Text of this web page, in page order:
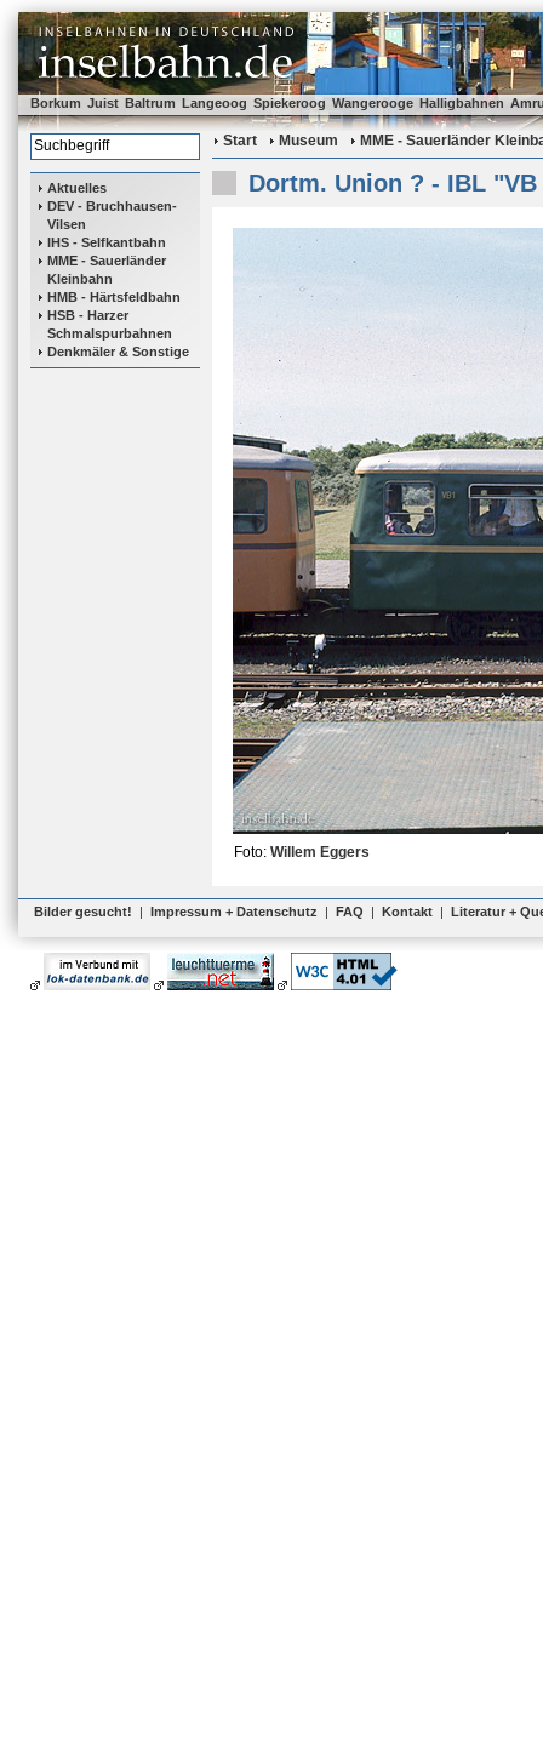
Borkum Juist Baltrum Langeoog Spiekeroog Wangerooge Halligbahnen
Aktuelles
DEV - Bruchhausen-
Vilsen
IHS - Selfkantbahn
MME - Sauerländer
Kleinbahn
HMB - Härtsfeldbahn
HSB - Harzer
Schmalspurbahnen
Denkmäler & Sonstige
Start Museum MME - Sauerländer
Dortm. Union ? - IBL "VB
Foto: Willem Eggers
Bilder gesucht! | Impressum + Datenschutz | FAQ | Kontakt | Literatur +